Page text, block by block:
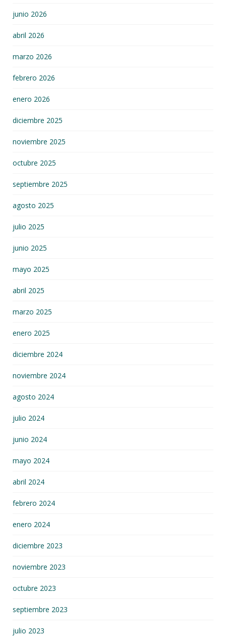
junio 2026
abril 2026
marzo 2026
febrero 2026
enero 2026
diciembre 2025
noviembre 2025
octubre 2025
septiembre 2025
agosto 2025
julio 2025
junio 2025
mayo 2025
abril 2025
marzo 2025
enero 2025
diciembre 2024
noviembre 2024
agosto 2024
julio 2024
junio 2024
mayo 2024
abril 2024
febrero 2024
enero 2024
diciembre 2023
noviembre 2023
octubre 2023
septiembre 2023
julio 2023